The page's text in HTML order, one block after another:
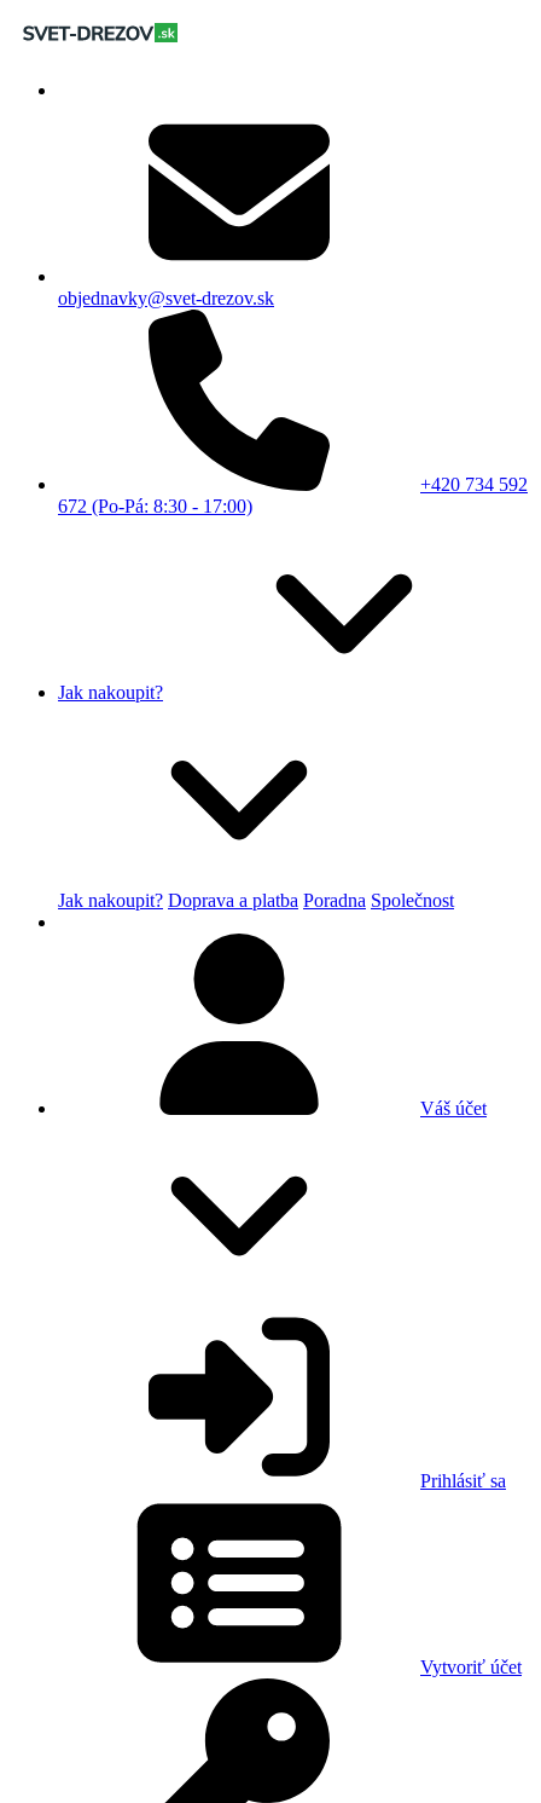
objednavky@svet-drezov.sk
+420 734 592
672 (Po-Pá: 8:30 - 17:00)
Jak nakoupit?
Jak nakoupit? Doprava a platba Poradna Společnost
Váš účet
Prihlásiť sa
Vytvoriť účet